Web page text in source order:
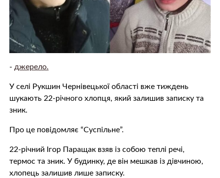
- джерело.
У селі Рукшин Чернівецької області вже тиждень
шукають 22-річного хлопця, який залишив записку та
зник.
Про це повідомляє “Суспільне”.
22-річний Ігор Паращак взяв із собою теплі речі,
термос та зник. У будинку, де він мешкав із дівчиною,
хлопець залишив лише записку.